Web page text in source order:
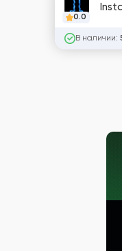
0.0
В наличии: